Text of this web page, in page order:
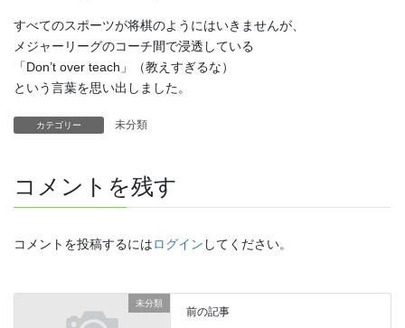
すべてのスポーツが将棋のようにはいきませんが、
メジャーリーグのコーチ間で浸透している
「Don’t over teach」（教えすぎるな）
という言葉を思い出しました。
カテゴリー 未分類
コメントを残す
コメントを投稿するにはログイン してください。
未分類
前の記事